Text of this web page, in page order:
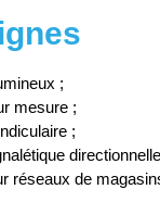
;
mesure ;
;
réseaux de